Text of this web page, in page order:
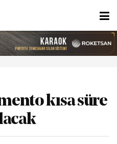
kısa süre